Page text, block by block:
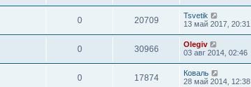
0 20709
Tsvetik
13 май 2017, 20:31
0 30966
Olegiv
03 авг 2014, 02:46
0 17874
Коваль
28 май 2014, 12:38